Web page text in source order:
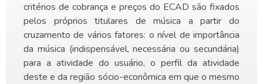
critérios de cobrança e preços do ECAD são fixados
pelos próprios titulares de música a partir do
cruzamento de vários fatores: o nível de importância
da música (indispensável, necessária ou secundária)
para a atividade do usuário, o perfil da atividade
deste e da região sócio-econômica em que o mesmo